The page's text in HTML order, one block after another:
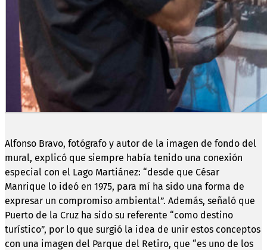
Alfonso Bravo, fotógrafo y autor de la imagen de fondo del
mural, explicó que siempre había tenido una conexión
especial con el Lago Martiánez: “desde que César
Manrique lo ideó en 1975, para mí ha sido una forma de
expresar un compromiso ambiental”. Además, señaló que
Puerto de la Cruz ha sido su referente “como destino
turístico”, por lo que surgió la idea de unir estos conceptos
con una imagen del Parque del Retiro, que “es uno de los